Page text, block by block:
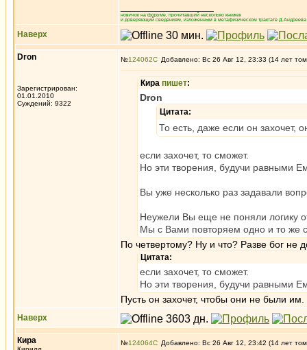
новичок на форуме, прочитавший несколько книжек
и доверяющий сведениям, изложенным в метафизическом трактате
Наверх
Dron
Зарегистрирован:
01.01.2010
Суждений: 9322
№124062 Добавлено: Вс 26 Авг 12, 23:33 (14 лет
Кира пишет:
Dron
Цитата:
То есть, даже если он захочет,
если захочет, то сможет.
Но эти творения, будучи равными
Вы уже несколько раз задавали
Неужели Вы еще не поняли логику
Мы с Вами повторяем одно и то же
По четвертому? Ну и что? Разве бог не
Цитата:
если захочет, то сможет.
Но эти творения, будучи равными
Пусть он захочет, чтобы они не были
Наверх
Кира №124064 Добавлено: Вс 26 Авг 12, 23:42 (14 лет